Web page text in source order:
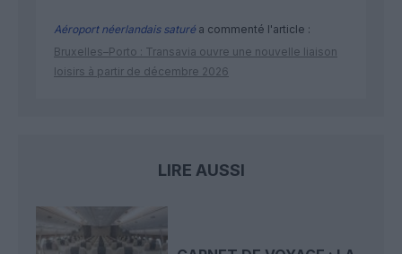
Aéroport néerlandais saturéa commenté l'article :
Bruxelles–Porto : Transavia ouvre une nouvelle liaison
loisirs à partir de décembre 2026
LIRE AUSSI